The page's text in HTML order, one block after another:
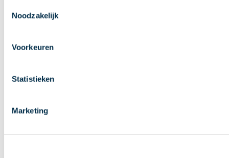
Noodzakelijk
Voorkeuren
Statistieken
Marketing